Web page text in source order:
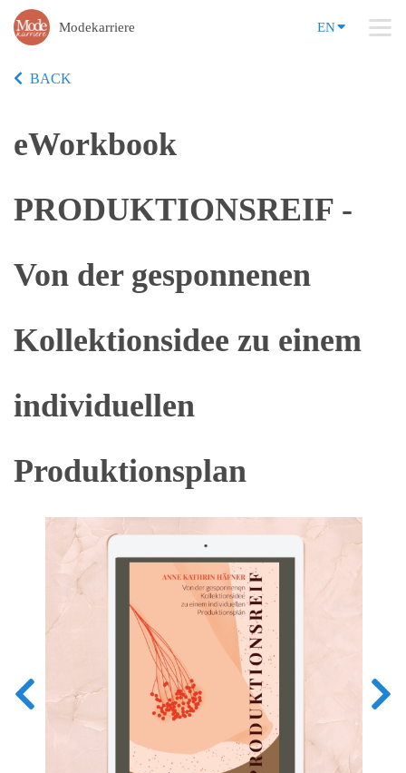
Modekarriere EN
BACK
eWorkbook
PRODUKTIONSREIF -
Von der gesponnenen
Kollektionsidee zu einem
individuellen
Produktionsplan